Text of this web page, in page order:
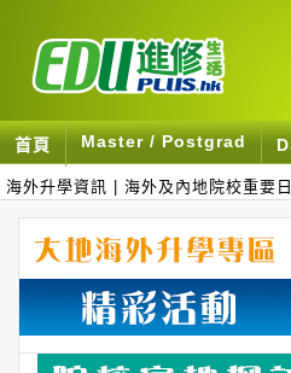
首頁 Master / Postgrad
海外升學資訊 海外及內地院校重要